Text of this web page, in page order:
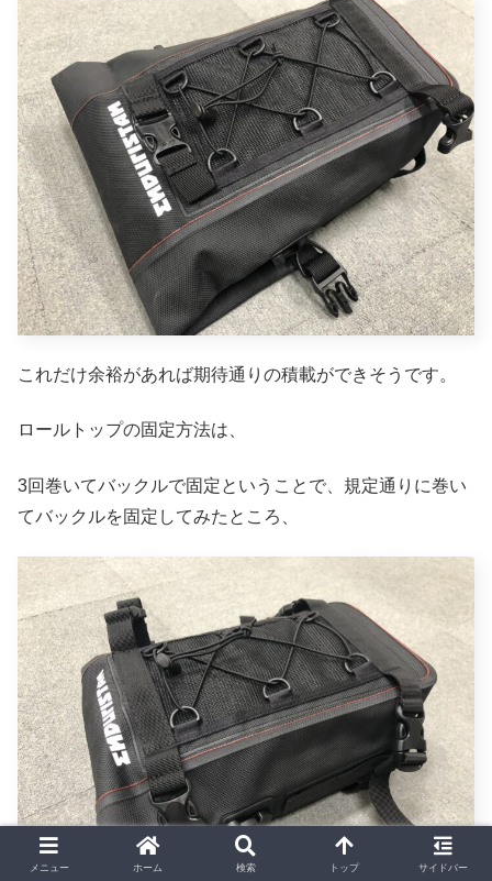
これだけ余裕があれば期待通りの積載ができそうです。
ロールトップの固定方法は、
3回巻いてバックルで固定ということで、規定通りに巻い
てバックルを固定してみたところ、
メニュー ホーム 検索 トップ サイドバー